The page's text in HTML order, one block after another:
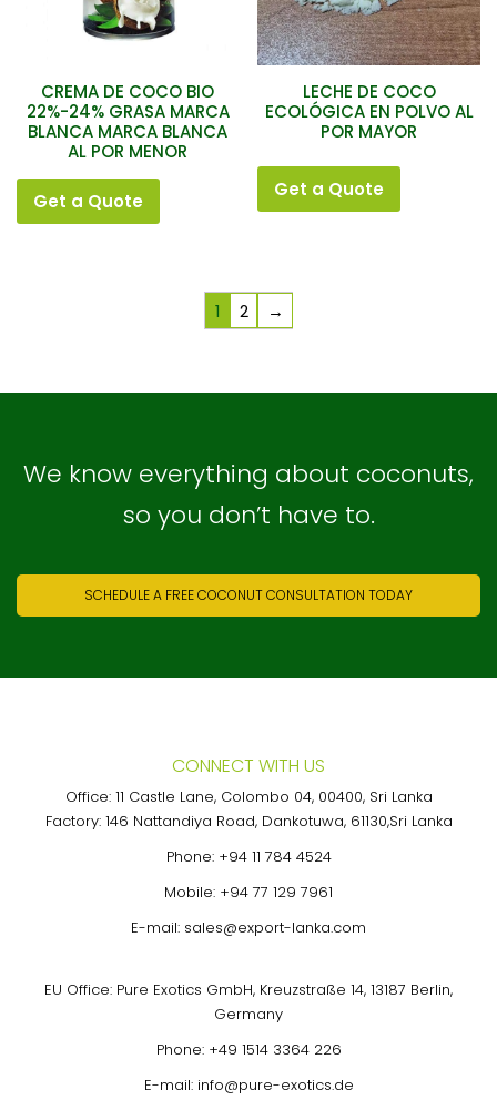
CREMA DE COCO BIO
22%-24% GRASA MARCA
BLANCA MARCA BLANCA
AL POR MENOR
Get a Quote
LECHE DE COCO
ECOLÓGICA EN POLVO AL
POR MAYOR
Get a Quote
1 2 →
We know everything about coconuts,
so you don’t have to.
SCHEDULE A FREE COCONUT CONSULTATION TODAY
CONNECT WITH US
Office: 11 Castle Lane, Colombo 04, 00400, Sri Lanka
Factory: 146 Nattandiya Road, Dankotuwa, 61130,Sri Lanka
Phone: +94 11 784 4524
Mobile: +94 77 129 7961
E-mail: sales@export-lanka.com
EU Office: Pure Exotics GmbH, Kreuzstraße 14, 13187 Berlin,
Germany
Phone: +49 1514 3364 226
E-mail: info@pure-exotics.de